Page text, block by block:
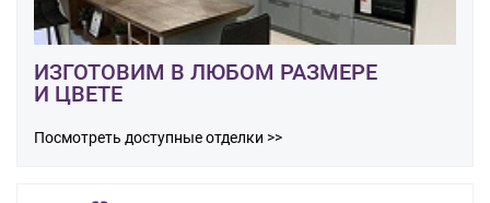
ИЗГОТОВИМ В ЛЮБОМ РАЗМЕРЕ
И ЦВЕТЕ
Посмотреть доступные отделки >>